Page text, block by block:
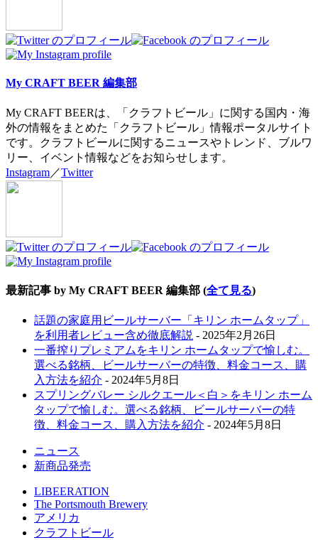
My CRAFT BEER 編集部
My CRAFT BEERは、「クラフトビール」に関する国内・海
外の情報をまとめた「クラフトビール」情報ポータルサイト
です。クラフトビールに関するニュースやトレンド、ブルワ
リー、イベント情報などをお知らせします。
Instagram／Twitter
最新記事 by My CRAFT BEER 編集部 (全て見る)
話題の家庭用ビールサーバー「キリン ホームタップ」
を利用者レビュー含め徹底解説 - 2025年2月26日
一番搾りプレミアムをキリン ホームタップで愉しむ。
選べる銘柄、ビールサーバーの特徴、料金コース、購
入方法を紹介 - 2024年5月8日
スプリングバレー シルクエール＜白＞をキリン ホーム
タップで愉しむ。選べる銘柄、ビールサーバーの特
徴、料金コース、購入方法を紹介 - 2024年5月8日
ニュース
新商品発売
LIBEERATION
The Portsmouth Brewery
アメリカ
クラフトビール